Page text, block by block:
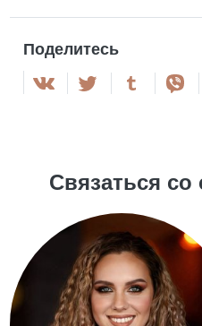
Поделитесь
Связаться со